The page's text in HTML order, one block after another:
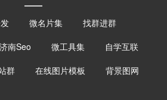
微名片集
找群进群
济南Seo 微工具集
自学互联
群 在线图片模板 背景图网